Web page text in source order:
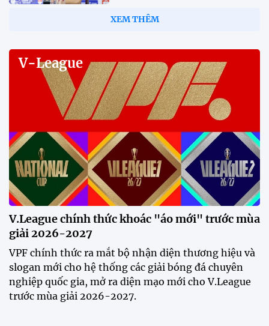
12:20 30/07/2026
Phóng viên Singapore bất ngờ
sao nhập tịch tuyển Việt Nam
20:19 29/07/2026
Đội tuyển Việt Nam chạm trán
Thái Lan tại Division 1 FIFA
ASEAN Cup 2026
Dàn sao U23 Việt Nam hội quân
trong mưa, sẵn sàng cho chiến